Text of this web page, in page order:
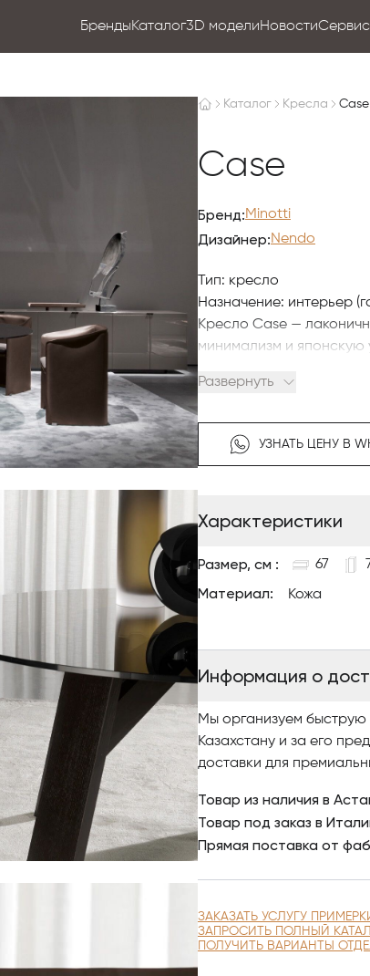
БрендыКаталог3D моделиНовости
Каталог Кресла Case
Case
Бренд:Minotti
Дизайнер:Nendo
Тип: кресло
Назначение: интерьер
Кресло Case —
минимализм и японскую
внешняя оболочка
Компактный размер
интерьеров, так и для
Обивка — ткань или
Основание — скрытые
Развернуть
УЗНАТЬ ЦЕНУ В
Характеристики
Размер, см : 67
Материал: Кожа
Информация о
Мы организуем
Казахстану и за его
доставки для
Товар из наличия в
Товар под заказ в
Прямая поставка от
ЗАКАЗАТЬ УСЛУГУ
ЗАПРОСИТЬ ПОЛНЫЙ
ПОЛУЧИТЬ ВАРИАНТЫ